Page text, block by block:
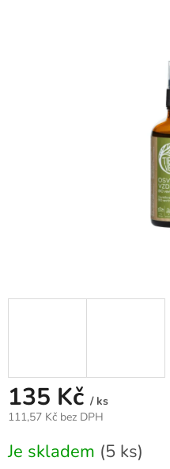
135 Kč / ks
111,57 Kč bez DPH
cena:
Je skladem (5 ks)